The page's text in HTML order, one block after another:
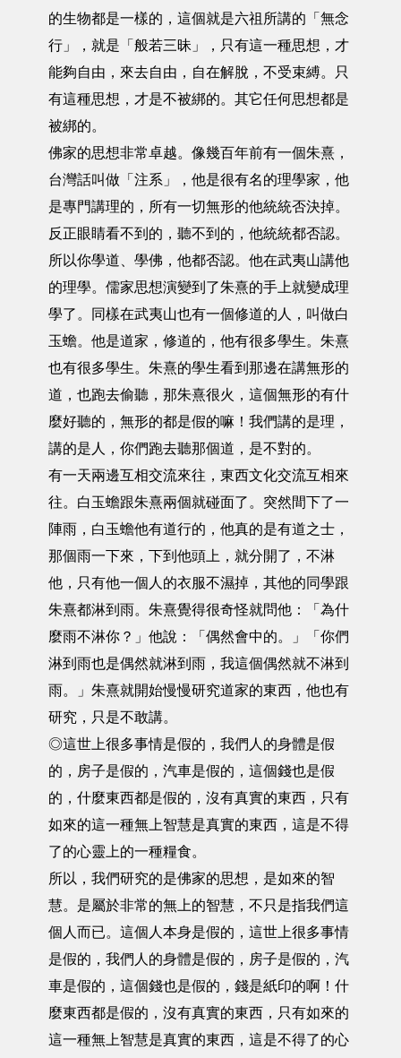
的生物都是一樣的，這個就是六祖所講的「無念
行」，就是「般若三昧」，只有這一種思想，才
能夠自由，來去自由，自在解脫，不受束縛。只
有這種思想，才是不被綁的。其它任何思想都是
被綁的。
佛家的思想非常卓越。像幾百年前有一個朱熹，
台灣話叫做「注系」，他是很有名的理學家，他
是專門講理的，所有一切無形的他統統否決掉。
反正眼睛看不到的，聽不到的，他統統都否認。
所以你學道、學佛，他都否認。他在武夷山講他
的理學。儒家思想演變到了朱熹的手上就變成理
學了。同樣在武夷山也有一個修道的人，叫做白
玉蟾。他是道家，修道的，他有很多學生。朱熹
也有很多學生。朱熹的學生看到那邊在講無形的
道，也跑去偷聽，那朱熹很火，這個無形的有什
麼好聽的，無形的都是假的嘛！我們講的是理，
講的是人，你們跑去聽那個道，是不對的。
有一天兩邊互相交流來往，東西文化交流互相來
往。白玉蟾跟朱熹兩個就碰面了。突然間下了一
陣雨，白玉蟾他有道行的，他真的是有道之士，
那個雨一下來，下到他頭上，就分開了，不淋
他，只有他一個人的衣服不濕掉，其他的同學跟
朱熹都淋到雨。朱熹覺得很奇怪就問他：「為什
麼雨不淋你？」他說：「偶然會中的。」「你們
淋到雨也是偶然就淋到雨，我這個偶然就不淋到
雨。」朱熹就開始慢慢研究道家的東西，他也有
研究，只是不敢講。
◎這世上很多事情是假的，我們人的身體是假
的，房子是假的，汽車是假的，這個錢也是假
的，什麼東西都是假的，沒有真實的東西，只有
如來的這一種無上智慧是真實的東西，這是不得
了的心靈上的一種糧食。
所以，我們研究的是佛家的思想，是如來的智
慧。是屬於非常的無上的智慧，不只是指我們這
個人而已。這個人本身是假的，這世上很多事情
是假的，我們人的身體是假的，房子是假的，汽
車是假的，這個錢也是假的，錢是紙印的啊！什
麼東西都是假的，沒有真實的東西，只有如來的
這一種無上智慧是真實的東西，這是不得了的心